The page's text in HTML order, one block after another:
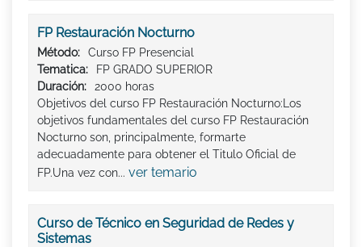
FP Restauración Nocturno
Método:
Curso FP Presencial
Tematica:
FP GRADO SUPERIOR
Duración:
2000 horas
Objetivos del curso FP Restauración Nocturno:Los
objetivos fundamentales del curso FP Restauración
Nocturno son, principalmente, formarte
adecuadamente para obtener el Titulo Oficial de
FP.Una vez con... ver temario
Curso de Técnico en Seguridad de Redes y
Sistemas